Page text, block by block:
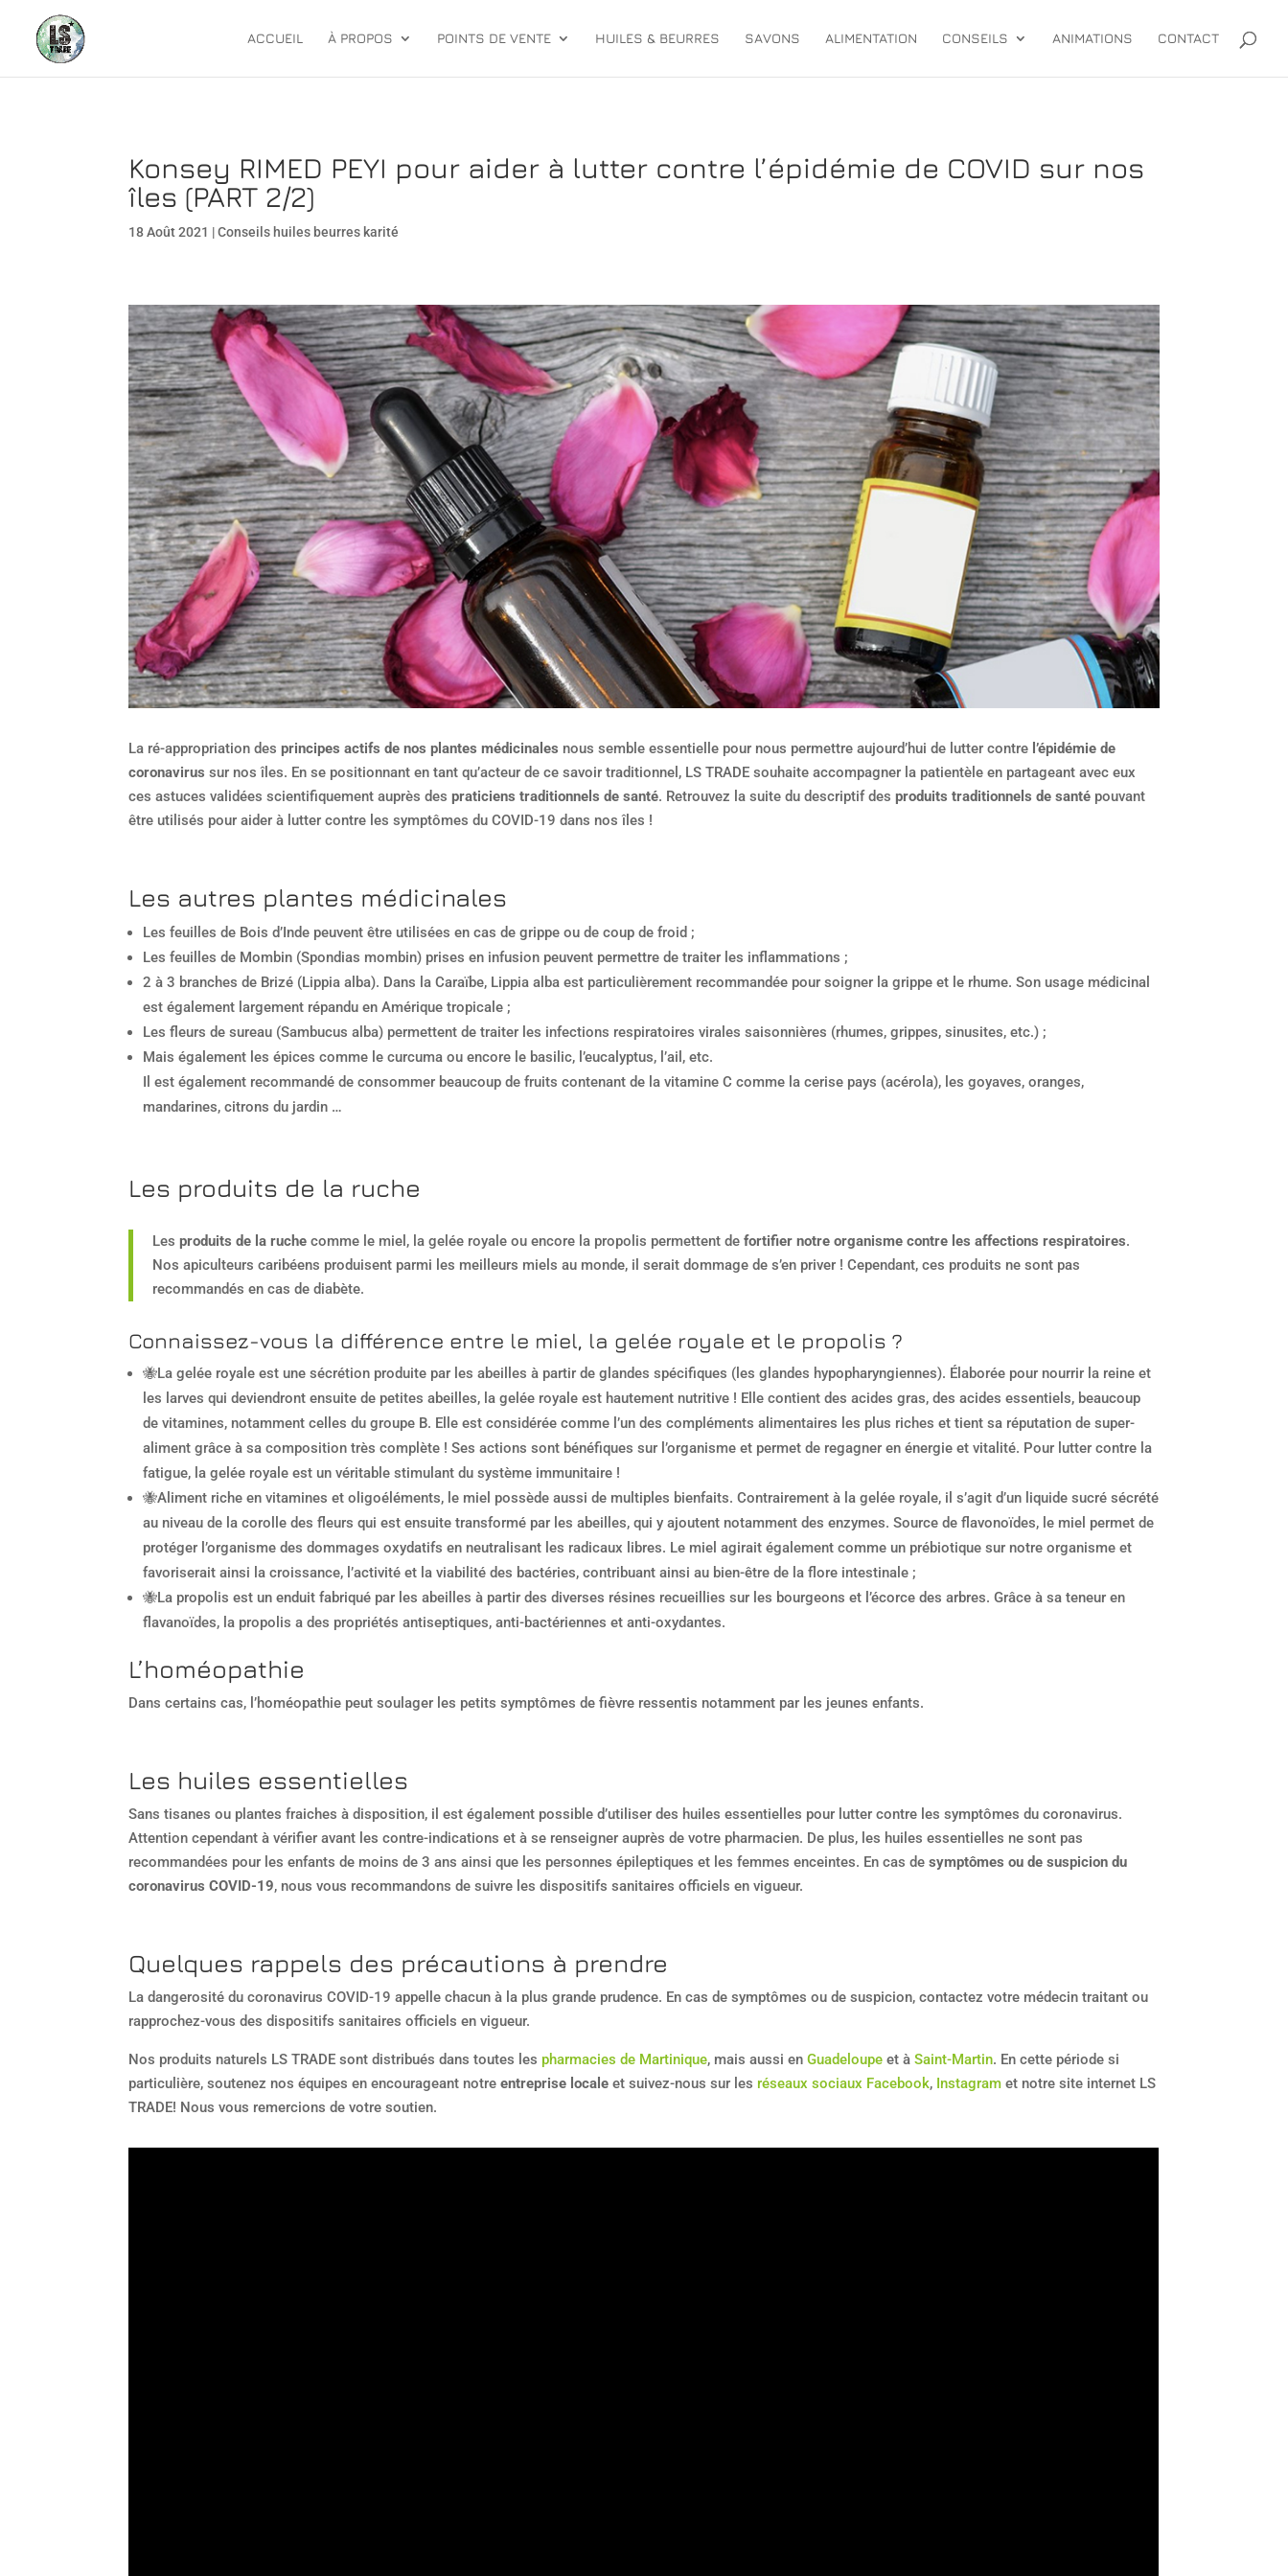
ACCUEIL À PROPOS POINTS DE VENTE HUILES & BEURRES SAVONS ALIMENTATION CONSEILS ANIMATIONS CONTACT
Konsey RIMED PEYI pour aider à lutter contre l’épidémie de COVID sur nos
îles (PART 2/2)
18 Août 2021 |Conseils huiles beurres karité
La ré-appropriation desprincipes actifs de nos plantes médicinales nous semble essentielle pour nous permettre aujourd’hui de lutter contre l’épidémie de
coronavirussur nos îles. En se positionnant en tant qu’acteur de ce savoir traditionnel, LS TRADE souhaite accompagner la patientèle en partageant avec eux
ces astuces validées scientifiquement auprès despraticiens traditionnels de santé. Retrouvez la suite du descriptif desproduits traditionnels de santé pouvant
être utilisés pour aider à lutter contre les symptômes du COVID-19 dans nos îles !
Les autres plantes médicinales
Les feuilles de Bois d’Inde peuvent être utilisées en cas de grippe ou de coup de froid ;
Les feuilles de Mombin (Spondias mombin) prises en infusion peuvent permettre de traiter les inflammations ;
2 à 3 branches de Brizé (Lippia alba). Dans la Caraïbe, Lippia alba est particulièrement recommandée pour soigner la grippe et le rhume. Son usage médicinal
est également largement répandu en Amérique tropicale ;
Les fleurs de sureau (Sambucus alba) permettent de traiter les infections respiratoires virales saisonnières (rhumes, grippes, sinusites, etc.) ;
Mais également les épices comme le curcuma ou encore le basilic, l’eucalyptus, l’ail, etc.
Il est également recommandé de consommer beaucoup de fruits contenant de la vitamine C comme la cerise pays (acérola), les goyaves, oranges,
mandarines, citrons du jardin …
Les produits de la ruche
Lesproduits de la ruche comme le miel, la gelée royale ou encore la propolis permettent defortifier notre organisme contre les affections respiratoires.
Nos apiculteurs caribéens produisent parmi les meilleurs miels au monde, il serait dommage de s’en priver ! Cependant, ces produits ne sont pas
recommandés en cas de diabète.
Connaissez-vous la différence entre le miel, la gelée royale et le propolis ?
🐝La gelée royale est une sécrétion produite par les abeilles à partir de glandes spécifiques (les glandes hypopharyngiennes). Élaborée pour nourrir la reine et
les larves qui deviendront ensuite de petites abeilles, la gelée royale est hautement nutritive ! Elle contient des acides gras, des acides essentiels, beaucoup
de vitamines, notamment celles du groupe B. Elle est considérée comme l’un des compléments alimentaires les plus riches et tient sa réputation de super-
aliment grâce à sa composition très complète ! Ses actions sont bénéfiques sur l’organisme et permet de regagner en énergie et vitalité. Pour lutter contre la
fatigue, la gelée royale est un véritable stimulant du système immunitaire !
🐝Aliment riche en vitamines et oligoéléments, le miel possède aussi de multiples bienfaits. Contrairement à la gelée royale, il s’agit d’un liquide sucré sécrété
au niveau de la corolle des fleurs qui est ensuite transformé par les abeilles, qui y ajoutent notamment des enzymes. Source de flavonoïdes, le miel permet de
protéger l’organisme des dommages oxydatifs en neutralisant les radicaux libres. Le miel agirait également comme un prébiotique sur notre organisme et
favoriserait ainsi la croissance, l’activité et la viabilité des bactéries, contribuant ainsi au bien-être de la flore intestinale ;
🐝La propolis est un enduit fabriqué par les abeilles à partir des diverses résines recueillies sur les bourgeons et l’écorce des arbres. Grâce à sa teneur en
flavanoïdes, la propolis a des propriétés antiseptiques, anti-bactériennes et anti-oxydantes.
L’homéopathie
Dans certains cas, l’homéopathie peut soulager les petits symptômes de fièvre ressentis notamment par les jeunes enfants.
Les huiles essentielles
Sans tisanes ou plantes fraiches à disposition, il est également possible d’utiliser des huiles essentielles pour lutter contre les symptômes du coronavirus.
Attention cependant à vérifier avant les contre-indications et à se renseigner auprès de votre pharmacien. De plus, les huiles essentielles ne sont pas
recommandées pour les enfants de moins de 3 ans ainsi que les personnes épileptiques et les femmes enceintes. En cas desymptômes ou de suspicion du
coronavirus COVID-19, nous vous recommandons de suivre les dispositifs sanitaires officiels en vigueur.
Quelques rappels des précautions à prendre
La dangerosité du coronavirus COVID-19 appelle chacun à la plus grande prudence. En cas de symptômes ou de suspicion, contactez votre médecin traitant ou
rapprochez-vous des dispositifs sanitaires officiels en vigueur.
Nos produits naturels LS TRADE sont distribués dans toutes les pharmacies de Martinique, mais aussi enGuadeloupe et àSaint-Martin. En cette période si
particulière, soutenez nos équipes en encourageant notreentreprise locale et suivez-nous sur les réseaux sociaux Facebook, Instagram et notre site internet LS
TRADE! Nous vous remercions de votre soutien.